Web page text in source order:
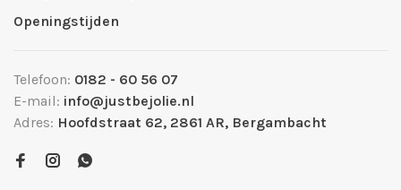
Openingstijden
Telefoon: 0182 - 60 56 07
E-mail: info@justbejolie.nl
Adres: Hoofdstraat 62, 2861 AR, Bergambacht